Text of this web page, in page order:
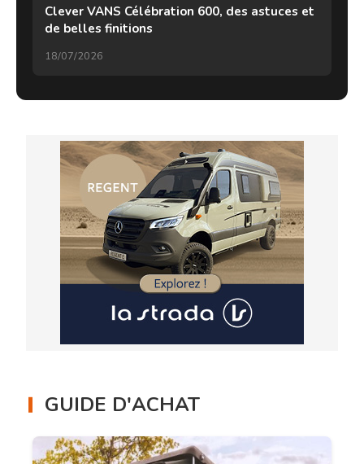
Clever VANS Célébration 600, des astuces et
de belles finitions
18/07/2026
GUIDE D'ACHAT